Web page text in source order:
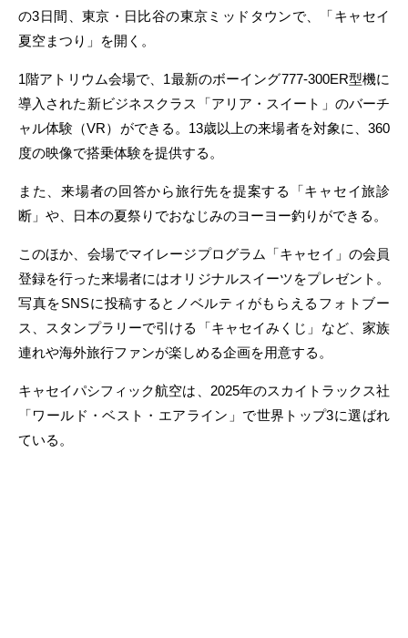
の3日間、東京・日比谷の東京ミッドタウンで、「キャセイ
夏空まつり」を開く。
1階アトリウム会場で、1最新のボーイング777-300ER型機に
導入された新ビジネスクラス「アリア・スイート」のバーチ
ャル体験（VR）ができる。13歳以上の来場者を対象に、360
度の映像で搭乗体験を提供する。
また、来場者の回答から旅行先を提案する「キャセイ旅診
断」や、日本の夏祭りでおなじみのヨーヨー釣りができる。
このほか、会場でマイレージプログラム「キャセイ」の会員
登録を行った来場者にはオリジナルスイーツをプレゼント。
写真をSNSに投稿するとノベルティがもらえるフォトブー
ス、スタンプラリーで引ける「キャセイみくじ」など、家族
連れや海外旅行ファンが楽しめる企画を用意する。
キャセイパシフィック航空は、2025年のスカイトラックス社
「ワールド・ベスト・エアライン」で世界トップ3に選ばれ
ている。